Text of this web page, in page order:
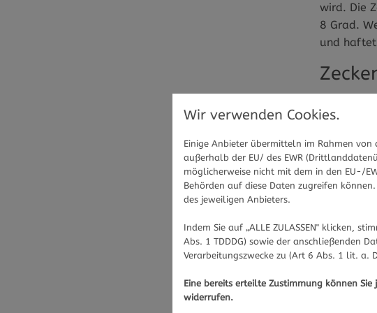
wird. Die
8 Grad.
und haftet
Denn
schlüpfen
ernähren.
Das
krabbeln
die
sich
Ort zum
Stich
Sie
Wir verwenden Cookies.
Einige Anbieter übermitteln im Rahmen
außerhalb der EU/ des EWR
möglicherweise nicht mit dem in den EU-/
Behörden auf diese Daten zugreifen
des jeweiligen Anbieters.
Indem Sie auf „ALLE ZULASSEN" klicken,
Abs. 1 TDDDG) sowie der anschließenden
Verarbeitungszwecke zu (Art 6 Abs. 1 lit. a.
Eine bereits erteilte Zustimmung können
widerrufen.